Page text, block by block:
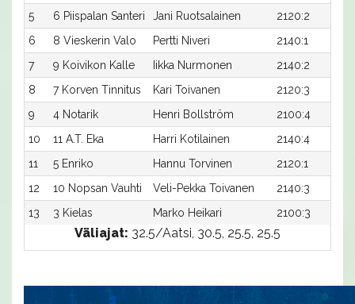
5
6 Piispalan Santeri Jani Ruotsalainen 2120:2
6
8 Vieskerin Valo Pertti Niveri 2140:1
7
9 Koivikon Kalle Iikka Nurmonen 2140:2
8
7 Korven Tinnitus Kari Toivanen 2120:3
9
4 Notarik Henri Bollström 2100:4
10
11 A.T. Eka Harri Kotilainen 2140:4
11
5 Enriko Hannu Torvinen 2120:1
12
10 Nopsan Vauhti Veli-Pekka Toivanen 2140:3
13
3 Kielas Marko Heikari 2100:3
Väliajat: 32.5/Aatsi, 30.5, 25.5, 25.5